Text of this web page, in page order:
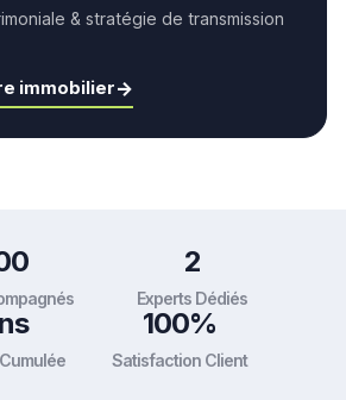
& stratégie de transmission
immobilier→
2
Experts Dédiés
100%
Satisfaction Client